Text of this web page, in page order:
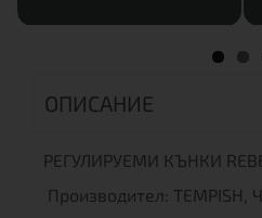
ОПИСАНИЕ
РЕГУЛИРУЕМИ КЪНКИ
Производител: TEMPISH,